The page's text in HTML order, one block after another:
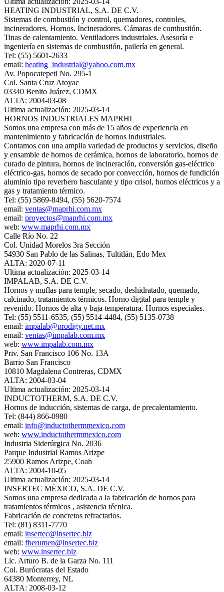
HEATING INDUSTRIAL, S.A. DE C.V.
Sistemas de combustión y control, quemadores, controles,
incineradores. Hornos. Incineradores. Cámaras de combustión.
Tinas de calentamiento. Ventiladores industriales. Asesoría e
ingeniería en sistemas de combustión, pailería en general.
Tel: (55) 5601-2633
email: heating_industrial@yahoo.com.mx
Av. Popocatepetl No. 295-1
Col. Santa Cruz Atoyac
03340 Benito Juárez, CDMX
ALTA: 2004-03-08
Ultima actualización: 2025-03-14
HORNOS INDUSTRIALES MAPRHI
Somos una empresa con más de 15 años de experiencia en
mantenimiento y fabricación de hornos industriales.
Contamos con una amplia variedad de productos y servicios, diseño
y ensamble de hornos de cerámica, hornos de laboratorio, hornos de
curado de pintura, hornos de incineración, conversión gas-eléctrico
eléctrico-gas, hornos de secado por convección, hornos de fundición
aluminio tipo reverbero basculante y tipo crisol, hornos eléctricos y a
gas y tratamiento térmico.
Tel: (55) 5869-8494, (55) 5620-7574
email: ventas@maprhi.com.mx
email: proyectos@maprhi.com.mx
web: www.maprhi.com.mx
Calle Río No. 22
Col. Unidad Morelos 3ra Sección
54930 San Pablo de las Salinas, Tultitlán, Edo Mex
ALTA: 2020-07-11
Ultima actualización: 2025-03-14
IMPALAB, S.A. DE C.V.
Hornos y muflas para temple, secado, deshidratado, quemado,
calcinado, tratamientos térmicos. Horno digital para temple y
revenido. Hornos de alta y baja temperatura. Hornos especiales.
Tel: (55) 5511-6535, (55) 5514-4484, (55) 5135-0738
email: impalab@prodigy.net.mx
email: ventas@impalab.com.mx
web: www.impalab.com.mx
Priv. San Francisco 106 No. 13A
Barrio San Francisco
10810 Magdalena Contreras, CDMX
ALTA: 2004-03-04
Ultima actualización: 2025-03-14
INDUCTOTHERM, S.A. DE C.V.
Hornos de inducción, sistemas de carga, de precalentamiento.
Tel: (844) 866-0980
email: info@inductothermmexico.com
web: www.inductothermmexico.com
Industria Siderúrgica No. 2036
Parque Industrial Ramos Arizpe
25900 Ramos Arizpe, Coah
ALTA: 2004-10-05
Ultima actualización: 2025-03-14
INSERTEC MÉXICO, S.A. DE C.V.
Somos una empresa dedicada a la fabricación de hornos para
tratamientos térmicos , asistencia técnica.
Fabricación de concretos refractarios.
Tel: (81) 8311-7770
email: insertec@insertec.biz
email: fberumen@insertec.biz
web: www.insertec.biz
Lic. Arturo B. de la Garza No. 111
Col. Burócratas del Estado
64380 Monterrey, NL
ALTA: 2008-03-12